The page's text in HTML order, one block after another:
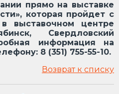
прямо на выставке
которая пройдет с
выставочном центре
Свердловский
информация на
8 (351) 755-55-10.
Возврат к списку